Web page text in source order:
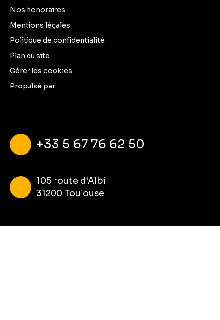
Nos honoraires
Mentions légales
Politique de confidentialité
Plan du site
Gérer les cookies
Propulsé par
+33 5 67 76 62 50
105 route d'Albi
31200 Toulouse